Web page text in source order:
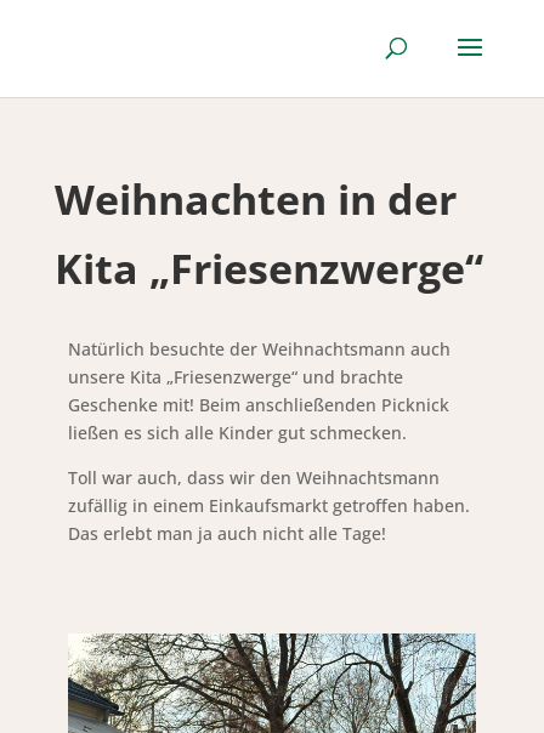
Weihnachten in der
Kita „Friesenzwerge“
Natürlich besuchte der Weihnachtsmann auch
unsere Kita „Friesenzwerge“ und brachte
Geschenke mit! Beim anschließenden Picknick
ließen es sich alle Kinder gut schmecken.
Toll war auch, dass wir den Weihnachtsmann
zufällig in einem Einkaufsmarkt getroffen haben.
Das erlebt man ja auch nicht alle Tage!